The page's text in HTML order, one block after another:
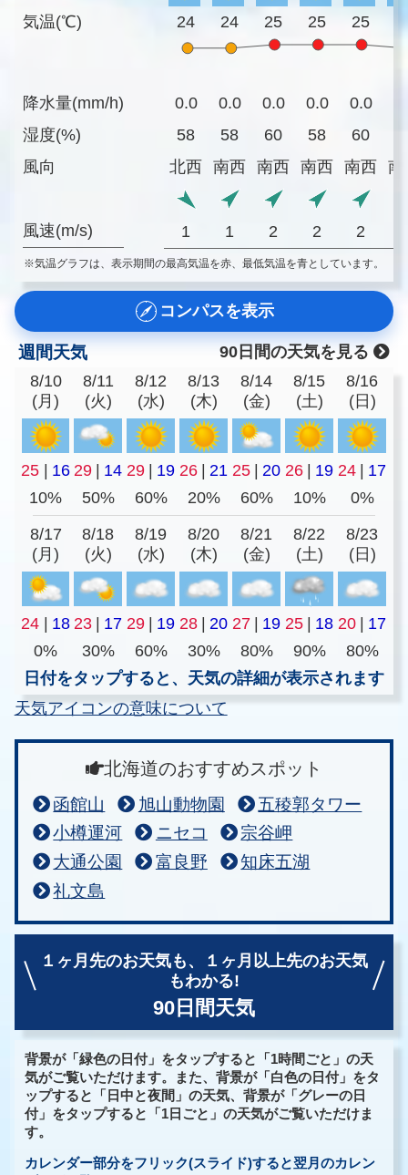
気温(℃)
降水量(mm/h)
湿度(%)
風向
風速(m/s)
24 24 25 25 25
0.0 0.0 0.0 0.0 0.0
58
58 60 58 60
北西
南西 南西 南西 南西 南
1 1 2 2 2
※気温グラフは、表示期間の最高気温を赤、最低気温を青としています。
コンパスを表示
週間天気
90日間の天気を見る
8/10
(月)
8/11
(火)
8/12
(水)
8/13
(木)
8/14
(金)
8/15
(土)
8/16
(日)
25 | 16 29 | 14 29 | 19 26 | 21 25 | 20 26 | 19 24 | 17
10%
50% 60% 20% 60% 10% 0%
8/17
(月)
8/18
(火)
8/19
(水)
8/20
(木)
8/21
(金)
8/22
(土)
8/23
(日)
24 | 18 23 | 17 29 | 19 28 | 20 27 | 19 25 | 18 20 | 17
0%
30% 60% 30% 80% 90%
80%
日付をタップすると、天気の詳細が表示されます
天気アイコンの意味について
北海道のおすすめスポット
函館山 旭山動物園
五稜郭タワー
小樽運河
ニセコ
宗谷岬
大通公園
富良野
知床五湖
礼文島
１ヶ月先のお天気も、
１ヶ月以上先のお天気
もわかる!
90日間天気
背景が「緑色の日付」をタップすると「1時間ごと」の天
気がご覧いただけます。また、背景が「白色の日付」をタ
ップすると「日中と夜間」の天気、背景が「グレーの日
付」をタップすると「1日ごと」の天気がご覧いただけま
す。
カレンダー部分をフリック(スライド)すると翌月のカレン